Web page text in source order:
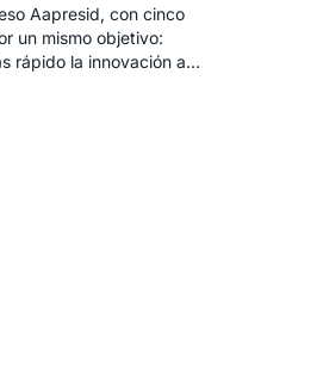
Aapresid, con cinco
un mismo objetivo:
rápido la innovación al